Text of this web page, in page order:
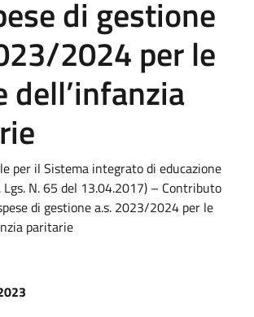
di gestione
2024 per le
dell’infanzia
per il Sistema integrato di educazione
N. 65 del 13.04.2017) – Contributo
di gestione a.s. 2023/2024 per le
paritarie